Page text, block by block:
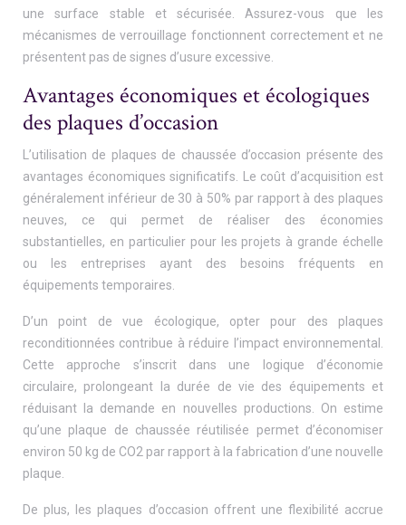
une surface stable et sécurisée. Assurez-vous que les
mécanismes de verrouillage fonctionnent correctement et ne
présentent pas de signes d’usure excessive.
Avantages économiques et écologiques
des plaques d’occasion
L’utilisation de plaques de chaussée d’occasion présente des
avantages économiques significatifs. Le coût d’acquisition est
généralement inférieur de 30 à 50% par rapport à des plaques
neuves, ce qui permet de réaliser des économies
substantielles, en particulier pour les projets à grande échelle
ou les entreprises ayant des besoins fréquents en
équipements temporaires.
D’un point de vue écologique, opter pour des plaques
reconditionnées contribue à réduire l’impact environnemental.
Cette approche s’inscrit dans une logique d’économie
circulaire, prolongeant la durée de vie des équipements et
réduisant la demande en nouvelles productions. On estime
qu’une plaque de chaussée réutilisée permet d’économiser
environ 50 kg de CO2 par rapport à la fabrication d’une nouvelle
plaque.
De plus, les plaques d’occasion offrent une flexibilité accrue